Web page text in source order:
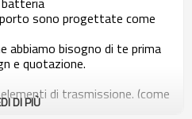
sono progettate come
abbiamo bisogno di te prima
e quotazione.
di trasmissione. (come
e minima)
DI PIÙ